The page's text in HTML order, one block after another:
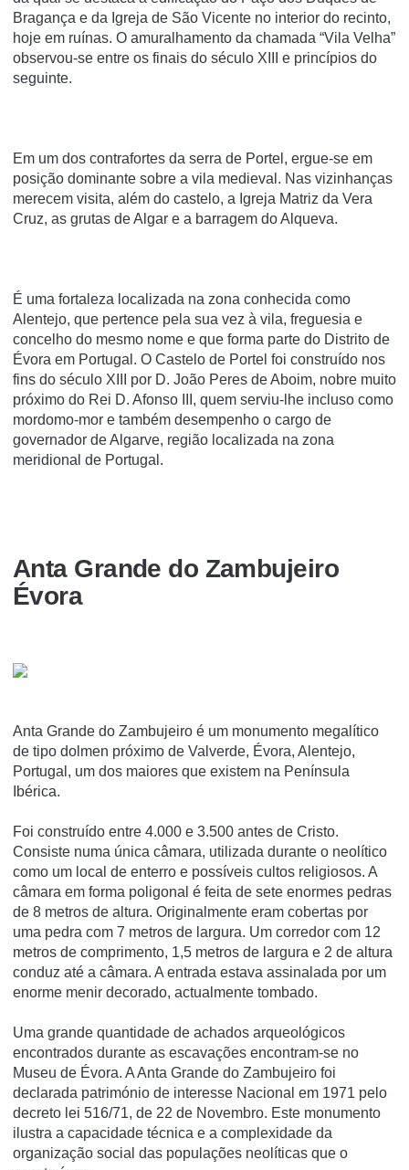
Bragança e da Igreja de São Vicente no interior do recinto,
hoje em ruínas. O amuralhamento da chamada “Vila Velha”
observou-se entre os finais do século XIII e princípios do
seguinte.
Em um dos contrafortes da serra de Portel, ergue-se em
posição dominante sobre a vila medieval. Nas vizinhanças
merecem visita, além do castelo, a Igreja Matriz da Vera
Cruz, as grutas de Algar e a barragem do Alqueva.
É uma fortaleza localizada na zona conhecida como
Alentejo, que pertence pela sua vez à vila, freguesia e
concelho do mesmo nome e que forma parte do Distrito de
Évora em Portugal. O Castelo de Portel foi construído nos
fins do século XIII por D. João Peres de Aboim, nobre muito
próximo do Rei D. Afonso III, quem serviu-lhe incluso como
mordomo-mor e também desempenho o cargo de
governador de Algarve, região localizada na zona
meridional de Portugal.
Anta Grande do Zambujeiro
Évora
Anta Grande do Zambujeiro é um monumento megalí­tico
de tipo dolmen próximo de Valverde, Évora, Alentejo,
Portugal, um dos maiores que existem na Pení­nsula
Ibérica.
Foi construí­do entre 4.000 e 3.500 antes de Cristo.
Consiste numa única câmara, utilizada durante o neolí­tico
como um local de enterro e possí­veis cultos religiosos. A
câmara em forma poligonal é feita de sete enormes pedras
de 8 metros de altura. Originalmente eram cobertas por
uma pedra com 7 metros de largura. Um corredor com 12
metros de comprimento, 1,5 metros de largura e 2 de altura
conduz até a câmara. A entrada estava assinalada por um
enorme menir decorado, actualmente tombado.
Uma grande quantidade de achados arqueológicos
encontrados durante as escavações encontram-se no
Museu de Évora. A Anta Grande do Zambujeiro foi
declarada património de interesse Nacional em 1971 pelo
decreto lei 516/71, de 22 de Novembro. Este monumento
ilustra a capacidade técnica e a complexidade da
organização social das populações neolí­ticas que o